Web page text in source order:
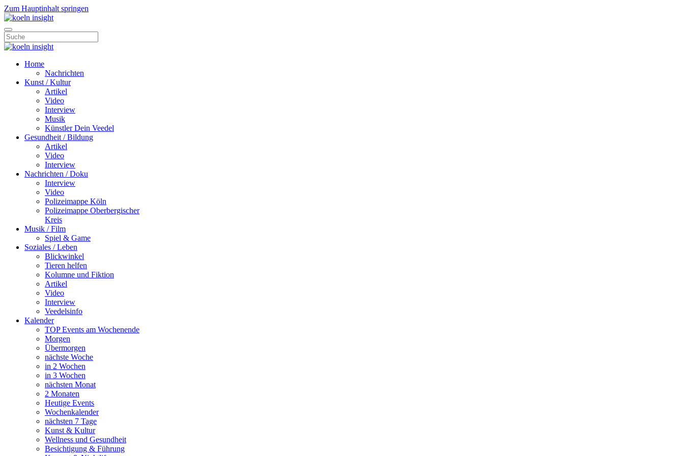
Zum Hauptinhalt springen
Home
Nachrichten
Kunst / Kultur
Artikel
Video
Interview
Musik
Künstler Dein Veedel
Gesundheit / Bildung
Artikel
Video
Interview
Nachrichten / Doku
Interview
Video
Polizeimappe Köln
Polizeimappe Oberbergischer
Kreis
Musik / Film
Spiel & Game
Soziales / Leben
Blickwinkel
Tieren helfen
Kolumne und Fiktion
Artikel
Video
Interview
Veedelsinfo
Kalender
TOP Events am Wochenende
Morgen
Übermorgen
nächste Woche
in 2 Wochen
in 3 Wochen
nächsten Monat
2 Monaten
Heutige Events
Wochenkalender
nächsten 7 Tage
Kunst & Kultur
Wellness und Gesundheit
Besichtigung & Führung